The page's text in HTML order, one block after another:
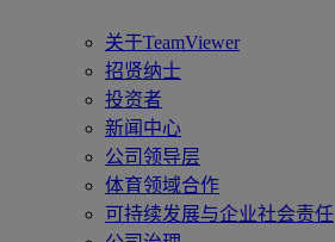
关于TeamViewer
招贤纳士
投资者
新闻中心
公司领导层
体育领域合作
可持续发展与企业社会责任